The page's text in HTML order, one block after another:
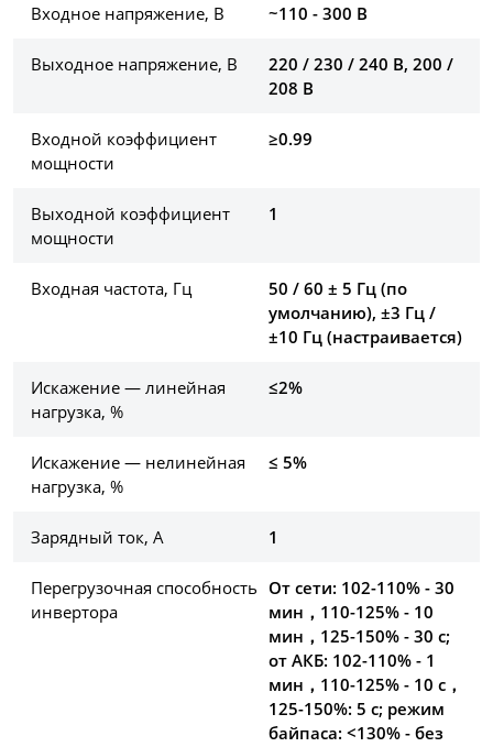
Входное напряжение, В ~110 - 300 В
Выходное напряжение, В
220 / 230 / 240 В, 200 /
208 В
Входной коэффициент
мощности
≥0.99
Выходной коэффициент
мощности
1
Входная частота, Гц
50 / 60 ± 5 Гц (по
умолчанию), ±3 Гц /
±10 Гц (настраивается)
Искажение — линейная
нагрузка, %
≤2%
Искажение — нелинейная
нагрузка, %
≤ 5%
Зарядный ток, А 1
Перегрузочная способность
инвертора
От сети: 102-110% - 30
мин，110-125% - 10
мин，125-150% - 30 с;
от АКБ: 102-110% - 1
мин，110-125% - 10 с，
125-150%: 5 с; режим
байпаса: <130% - без